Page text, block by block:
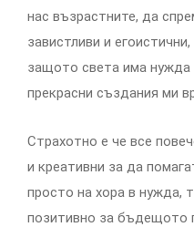
нас възрастните, да
завистливи и
защото света има нужда
прекрасни създания ми
Страхотно е че все
и креативни за да
просто на хора в нужда,
позитивно за бъдещото